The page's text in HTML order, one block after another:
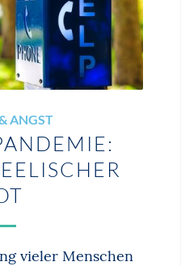
ANGST
vieler Menschen